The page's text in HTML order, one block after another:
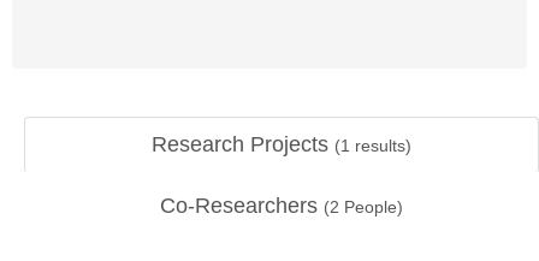
Research Projects (1 results)
Co-Researchers (2 People)